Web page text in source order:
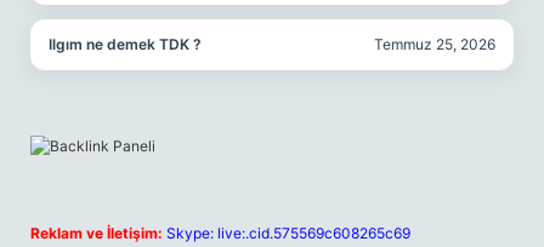
Ilgım ne demek TDK ? Temmuz 25, 2026
Reklam ve İletişim: Skype: live:.cid.575569c608265c69